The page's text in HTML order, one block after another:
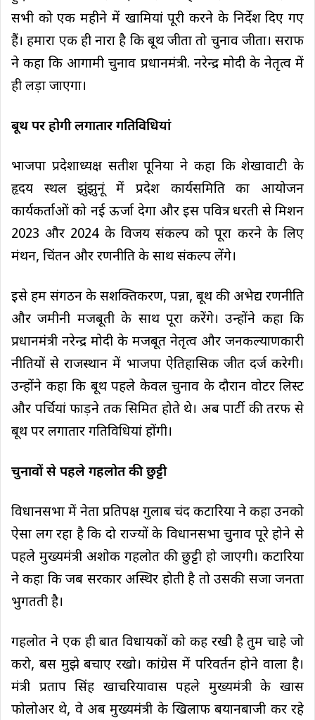
सभी को एक महीने में खामियां पूरी करने के निर्देश दिए गए
हैं। हमारा एक ही नारा है कि बूथ जीता तो चुनाव जीता। सराफ
ने कहा कि आगामी चुनाव प्रधानमंत्री. नरेन्द्र मोदी के नेतृत्व में
ही लड़ा जाएगा।
बूथ पर होगी लगातार गतिविधियां
भाजपा प्रदेशाध्यक्ष सतीश पूनिया ने कहा कि शेखावाटी के
हृदय स्थल झुंझुनूं में प्रदेश कार्यसमिति का आयोजन
कार्यकर्ताओं को नई ऊर्जा देगा और इस पवित्र धरती से मिशन
2023 और 2024 के विजय संकल्प को पूरा करने के लिए
मंथन, चिंतन और रणनीति के साथ संकल्प लेंगे।
इसे हम संगठन के सशक्तिकरण, पन्ना, बूथ की अभेद्य रणनीति
और जमीनी मजबूती के साथ पूरा करेंगे। उन्होंने कहा कि
प्रधानमंत्री नरेन्द्र मोदी के मजबूत नेतृत्व और जनकल्याणकारी
नीतियों से राजस्थान में भाजपा ऐतिहासिक जीत दर्ज करेगी।
उन्होंने कहा कि बूथ पहले केवल चुनाव के दौरान वोटर लिस्ट
और पर्चियां फाड़ने तक सिमित होते थे। अब पार्टी की तरफ से
बूथ पर लगातार गतिविधियां होंगी।
चुनावों से पहले गहलोत की छुट्टी
विधानसभा में नेता प्रतिपक्ष गुलाब चंद कटारिया ने कहा उनको
ऐसा लग रहा है कि दो राज्यों के विधानसभा चुनाव पूरे होने से
पहले मुख्यमंत्री अशोक गहलोत की छुट्टी हो जाएगी। कटारिया
ने कहा कि जब सरकार अस्थिर होती है तो उसकी सजा जनता
भुगतती है।
गहलोत ने एक ही बात विधायकों को कह रखी है तुम चाहे जो
करो, बस मुझे बचाए रखो। कांग्रेस में परिवर्तन होने वाला है।
मंत्री प्रताप सिंह खाचरियावास पहले मुख्यमंत्री के खास
फोलोअर थे, वे अब मुख्यमंत्री के खिलाफ बयानबाजी कर रहे